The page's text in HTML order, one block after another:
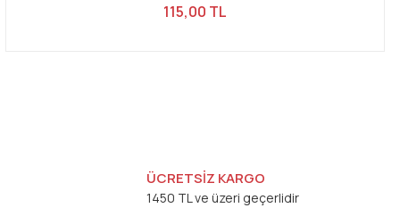
115,00 TL
ÜCRETSİZ KARGO
1450 TL ve üzeri geçerlidir